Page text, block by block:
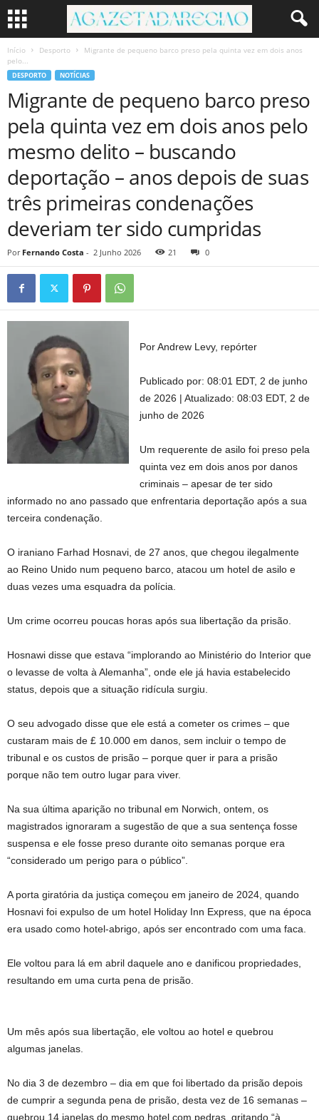
Início Desporto
Migrante de pequeno barco preso pela quinta vez em dois anos
pelo...
DESPORTO NOTÍCIAS
Migrante de pequeno barco preso
pela quinta vez em dois anos pelo
mesmo delito – buscando
deportação – anos depois de suas
três primeiras condenações
deveriam ter sido cumpridas
Por Fernando Costa - 2 Junho 2026 21 0
Por Andrew Levy, repórter
Publicado por: 08:01 EDT, 2 de junho
de 2026 |Atualizado: 08:03 EDT, 2 de
junho de 2026
Um requerente de asilo foi preso pela
quinta vez em dois anos por danos
criminais – apesar de ter sido
informado no ano passado que enfrentaria deportação após a sua
terceira condenação.
O iraniano Farhad Hosnavi, de 27 anos, que chegou ilegalmente
ao Reino Unido num pequeno barco, atacou um hotel de asilo e
duas vezes uma esquadra da polícia.
Um crime ocorreu poucas horas após sua libertação da prisão.
Hosnawi disse que estava “implorando ao Ministério do Interior que
o levasse de volta à Alemanha”, onde ele já havia estabelecido
status, depois que a situação ridícula surgiu.
O seu advogado disse que ele está a cometer os crimes – que
custaram mais de £ 10.000 em danos, sem incluir o tempo de
tribunal e os custos de prisão – porque quer ir para a prisão
porque não tem outro lugar para viver.
Na sua última aparição no tribunal em Norwich, ontem, os
magistrados ignoraram a sugestão de que a sua sentença fosse
suspensa e ele fosse preso durante oito semanas porque era
“considerado um perigo para o público”.
A porta giratória da justiça começou em janeiro de 2024, quando
Hosnavi foi expulso de um hotel Holiday Inn Express, que na época
era usado como hotel-abrigo, após ser encontrado com uma faca.
Ele voltou para lá em abril daquele ano e danificou propriedades,
resultando em uma curta pena de prisão.
Um mês após sua libertação, ele voltou ao hotel e quebrou
algumas janelas.
No dia 3 de dezembro – dia em que foi libertado da prisão depois
de cumprir a segunda pena de prisão, desta vez de 16 semanas –
quebrou 14 janelas do mesmo hotel com pedras, gritando “à